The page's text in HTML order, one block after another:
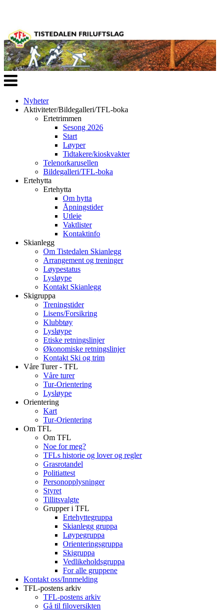
Veksle
navigasjon
Nyheter
Aktiviteter/Bildegalleri/TFL-boka
Ertetrimmen
Sesong 2026
Start
Løyper
Tidtakere/kioskvakter
Telenorkarusellen
Bildegalleri/TFL-boka
Ertehytta
Ertehytta
Om hytta
Åpningstider
Utleie
Vaktlister
Kontaktinfo
Skianlegg
Om Tistedalen Skianlegg
Arrangement og treninger
Løypestatus
Lysløype
Kontakt Skianlegg
Skigruppa
Treningstider
Lisens/Forsikring
Klubbtøy
Lysløype
Etiske retningslinjer
Økonomiske retningslinjer
Kontakt Ski og trim
Våre Turer - TFL
Våre turer
Tur-Orientering
Lysløype
Orientering
Kart
Tur-Orientering
Om TFL
Om TFL
Noe for meg?
TFLs historie og lover og regler
Grasrotandel
Politiattest
Personopplysninger
Styret
Tillitsvalgte
Grupper i TFL
Ertehyttegruppa
Skianlegg gruppa
Løypegruppa
Orienteringsgruppa
Skigruppa
Vedlikeholdsgruppa
For alle gruppene
Kontakt oss/Innmelding
TFL-postens arkiv
TFL-postens arkiv
Gå til filoversikten